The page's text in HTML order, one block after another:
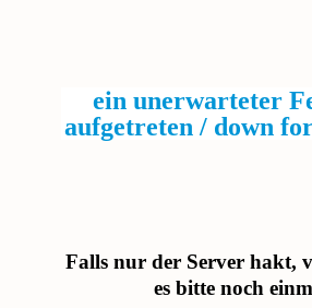
ein unerwarteter
aufgetreten / down
Falls nur der Server hakt,
es bitte noch